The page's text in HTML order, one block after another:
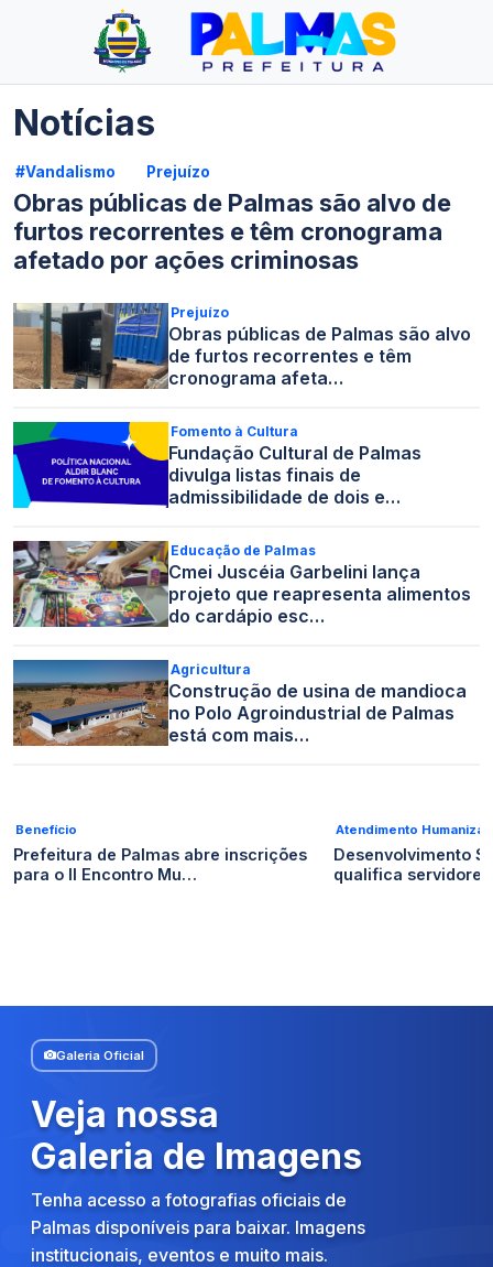
Notícias
#Vandalismo Prejuízo
Obras públicas de Palmas são alvo de
furtos recorrentes e têm cronograma
afetado por ações criminosas
Prejuízo
Obras públicas de Palmas são alvo
de furtos recorrentes e têm
cronograma afeta…
Fomento à Cultura
Fundação Cultural de Palmas
divulga listas finais de
admissibilidade de dois e…
Educação de Palmas
Cmei Juscéia Garbelini lança
projeto que reapresenta alimentos
do cardápio esc…
Agricultura
Construção de usina de mandioca
no Polo Agroindustrial de Palmas
está com mais…
Benefício
Prefeitura de Palmas abre inscrições
para o II Encontro Mu…
Atendimento
Desenvolvimento
qualifica
Galeria Oficial
Veja nossa
Galeria de Imagens
Tenha acesso a fotografias oficiais de
Palmas disponíveis para baixar. Imagens
institucionais, eventos e muito mais.